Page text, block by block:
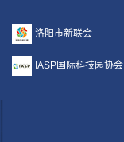
洛阳市新联会
IASP国际科技园协会